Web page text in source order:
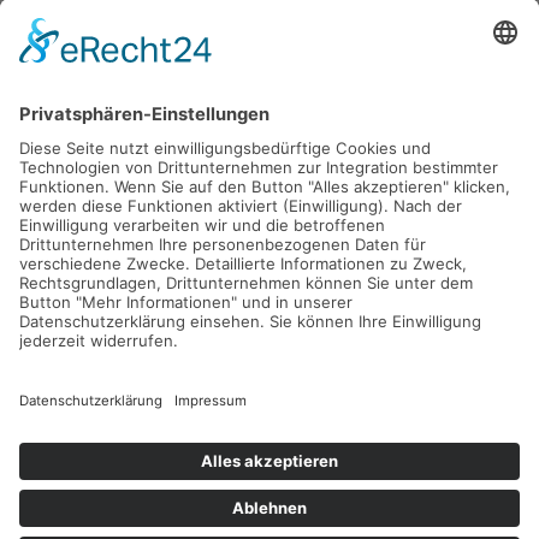
Gefördert durch die
Freie und Hansestadt Hamburg
SUCHT.HAMBURG gGmbH
Datenschutz Impressum Sitemap